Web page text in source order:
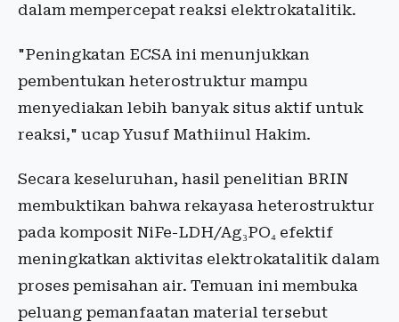
dalam mempercepat reaksi elektrokatalitik.
"Peningkatan ECSA ini menunjukkan
pembentukan heterostruktur mampu
menyediakan lebih banyak situs aktif untuk
reaksi," ucap Yusuf Mathiinul Hakim.
Secara keseluruhan, hasil penelitian BRIN
membuktikan bahwa rekayasa heterostruktur
pada komposit NiFe-LDH/Ag₃PO₄ efektif
meningkatkan aktivitas elektrokatalitik dalam
proses pemisahan air. Temuan ini membuka
peluang pemanfaatan material tersebut